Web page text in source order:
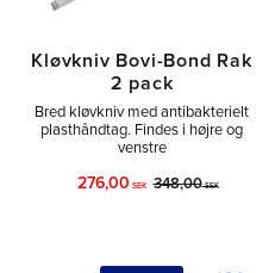
Kløvkniv Bovi-Bond Rak
2 pack
Bred kløvkniv med antibakterielt
plasthåndtag. Findes i højre og
venstre
276,00 SEK 348,00SEK